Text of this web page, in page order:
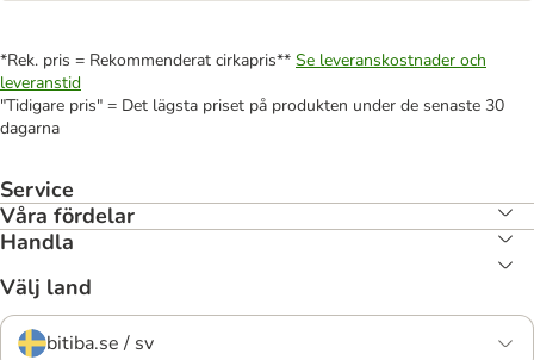
*Rek. pris = Rekommenderat cirkapris** Se leveranskostnader och
leveranstid
"Tidigare pris" = Det lägsta priset på produkten under de senaste 30
dagarna
Service
Våra fördelar
Handla
Välj land
bitiba.se / sv